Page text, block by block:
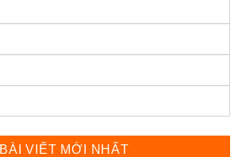
BÀI VIẾT MỚI NHẤT